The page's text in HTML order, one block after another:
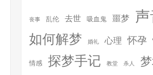
丧事 乱伦 去世 吸血鬼 噩梦
如何解梦 婚礼 心理 怀孕
情感 探梦手记 教堂 杀人